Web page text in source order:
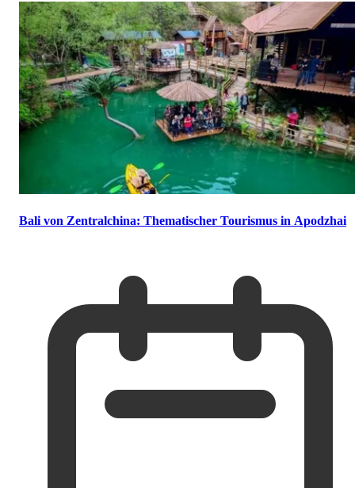
Bali von Zentralchina: Thematischer Tourismus in Apodzhai